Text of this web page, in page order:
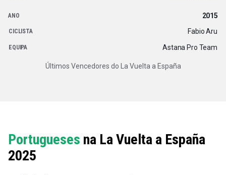
2015
Fabio Aru
Astana Pro Team
Últimos Vencedores do La Vuelta a España
Portugueses na La Vuelta a España
2025